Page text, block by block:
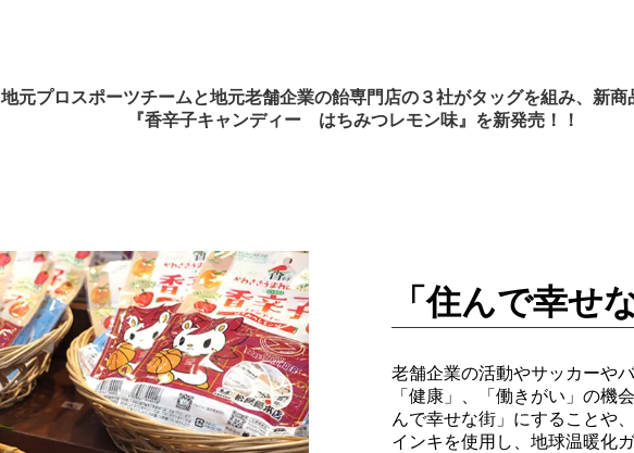
地元プロスポーツチームと地元老舗企業の飴専門店の３社がタッグを組み、新商
『香辛子キャンディー はちみつレモン味』を新発売！！
「住んで幸せ
老舗企業の活動やサッカーや
「健康」、「働きがい」の機
んで幸せな街」にすることや
インキを使用し、地球温暖化